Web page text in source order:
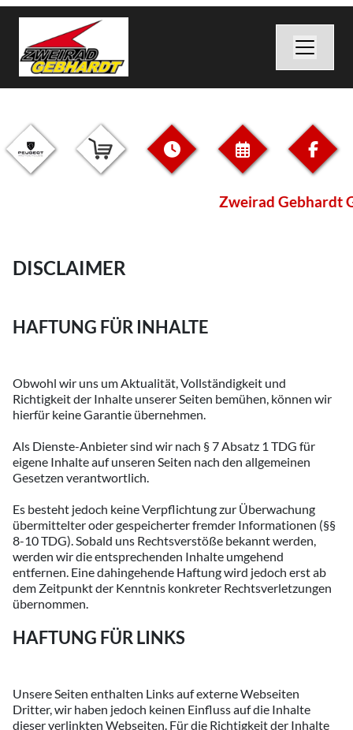
Zweirad Gebhardt
DISCLAIMER
HAFTUNG FÜR INHALTE
Obwohl wir uns um Aktualität, Vollständigkeit und
Richtigkeit der Inhalte unserer Seiten bemühen, können wir
hierfür keine Garantie übernehmen.
Als Dienste-Anbieter sind wir nach § 7 Absatz 1 TDG für
eigene Inhalte auf unseren Seiten nach den allgemeinen
Gesetzen verantwortlich.
Es besteht jedoch keine Verpflichtung zur Überwachung
übermittelter oder gespeicherter fremder Informationen (§§
8-10 TDG). Sobald uns Rechtsverstöße bekannt werden,
werden wir die entsprechenden Inhalte umgehend
entfernen. Eine dahingehende Haftung wird jedoch erst ab
dem Zeitpunkt der Kenntnis konkreter Rechtsverletzungen
übernommen.
HAFTUNG FÜR LINKS
Unsere Seiten enthalten Links auf externe Webseiten
Dritter, wir haben jedoch keinen Einfluss auf die Inhalte
dieser verlinkten Webseiten. Für die Richtigkeit der Inhalte